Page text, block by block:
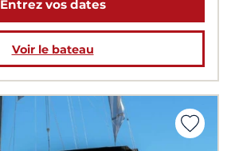
Entrez vos dates
Voir le bateau